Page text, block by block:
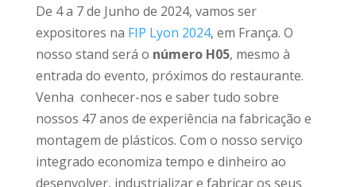
De 4 a 7 de Junho de 2024, vamos ser
expositores na FIP Lyon 2024, em França. O
nosso stand será o número H05, mesmo à
entrada do evento, próximos do restaurante.
Venha conhecer-nos e saber tudo sobre
nossos 47 anos de experiência na fabricação e
montagem de plásticos. Com o nosso serviço
integrado economiza tempo e dinheiro ao
desenvolver, industrializar e fabricar os seus